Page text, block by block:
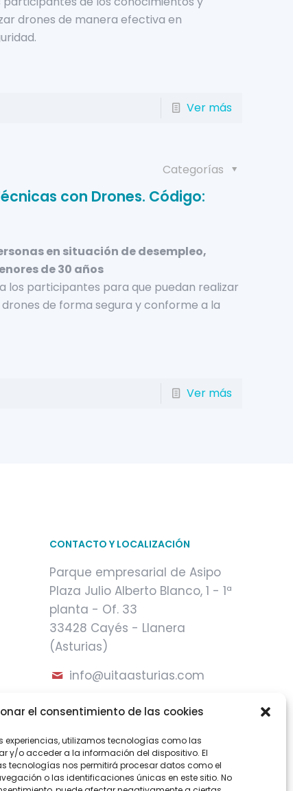
el consentimiento de las cookies
experiencias, utilizamos tecnologías como las
y/o acceder a la información del dispositivo. El
tecnologías nos permitirá procesar datos como el
o las identificaciones únicas en este sitio. No
drones de manera efectiva en
Ver más
Categorías
con Drones. Código:
en situación de desempleo,
de 30 años
los participantes para que puedan realizar
de forma segura y conforme a la
Ver más
CONTACTO Y LOCALIZACIÓN
Parque empresarial de Asipo
Plaza Julio Alberto Blanco, 1 - 1ª
planta - Of. 33
33428 Cayés - Llanera
(Asturias)
info@uitaasturias.com
985 741 141 Móvil: 639 711 231 /